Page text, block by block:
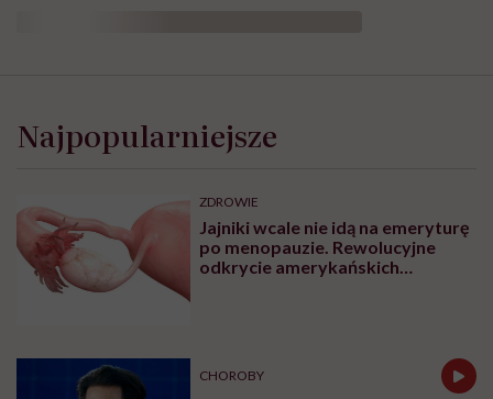
Najpopularniejsze
ZDROWIE
Jajniki wcale nie idą na emeryturę
po menopauzie. Rewolucyjne
odkrycie amerykańskich
CHOROBY